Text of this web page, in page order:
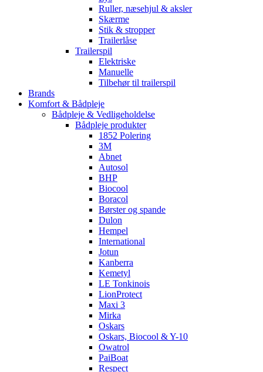
Ruller, næsehjul & aksler
Skærme
Stik & stropper
Trailerlåse
Trailerspil
Elektriske
Manuelle
Tilbehør til trailerspil
Brands
Komfort & Bådpleje
Bådpleje & Vedligeholdelse
Bådpleje produkter
1852 Polering
3M
Abnet
Autosol
BHP
Biocool
Boracol
Børster og spande
Dulon
Hempel
International
Jotun
Kanberra
Kemetyl
LE Tonkinois
LionProtect
Maxi 3
Mirka
Oskars
Oskars, Biocool & Y-10
Owatrol
PaiBoat
Respect